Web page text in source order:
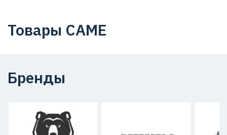
Товары CAME
Бренды